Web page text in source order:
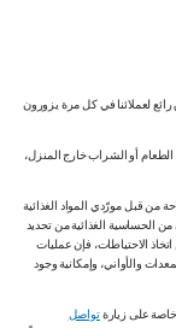
لعملائنا في كل مرة يزورون
الطعام أو الشراب خارج المنزل،
من قبل مورّدي المواد الغذائية
من الحساسية الغذائية من تحديد
الاحتياطات، فإن عمليات
والأواني، وإمكانية وجود
خاصة على زيارةتواصل